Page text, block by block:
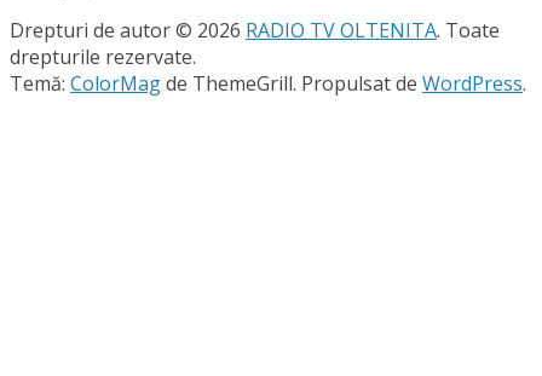
Drepturi de autor © 2026 RADIO TV OLTENITA. Toate
drepturile rezervate.
Temă: ColorMagde ThemeGrill. Propulsat de WordPress.